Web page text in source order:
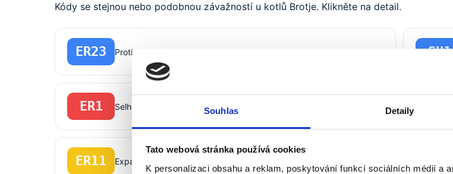
Souhlas Detaily
Tato webová stránka používá cookies
K personalizaci obsahu a reklam, poskytování funkcí sociálních médií a
Kódy se stejnou nebo podobnou závažností u kotlů Brotje. Klikněte na detail.
ER23 Protizámrazová ochrana aktivní SH1
ER1 Selhání zapálení / chybí plamen
ER11 Expanzomat ztratil tlak →